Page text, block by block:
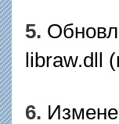
5.
libraw.dll
6.